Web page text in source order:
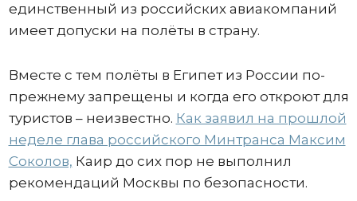
единственный из российских авиакомпаний
имеет допуски на полёты в страну.
Вместе с тем полёты в Египет из России по-
прежнему запрещены и когда его откроют для
туристов – неизвестно. Как заявил на прошлой
неделе глава российского Минтранса Максим
Соколов, Каир до сих пор не выполнил
рекомендаций Москвы по безопасности.